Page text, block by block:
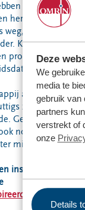
Deze
We
media te
gebruik van
partners
verstrekt of
onze
Details
extra oog
hergebruik.
maar
Kleding is
producten
zijn
als de
zomaar
Gelukkig
nog
milieu!"
inspirerende